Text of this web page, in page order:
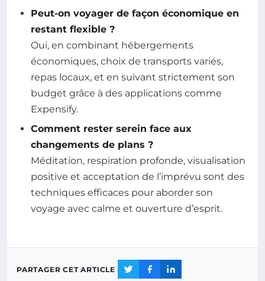
Peut-on voyager de façon économique en
restant flexible ?
Oui, en combinant hébergements
économiques, choix de transports variés,
repas locaux, et en suivant strictement son
budget grâce à des applications comme
Expensify.
Comment rester serein face aux
changements de plans ?
Méditation, respiration profonde, visualisation
positive et acceptation de l’imprévu sont des
techniques efficaces pour aborder son
voyage avec calme et ouverture d’esprit.
PARTAGER CET ARTICLE